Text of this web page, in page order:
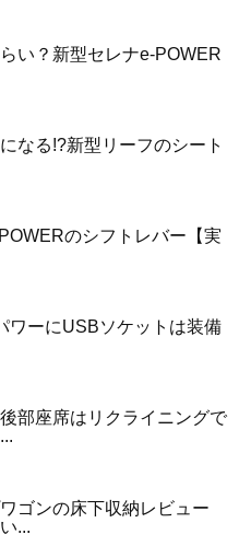
い？新型セレナe-POWER
なる!?新型リーフのシート
のシフトレバー【実
ワーにUSBソケットは装備
部座席はリクライニングで
ゴンの床下収納レビュー
...